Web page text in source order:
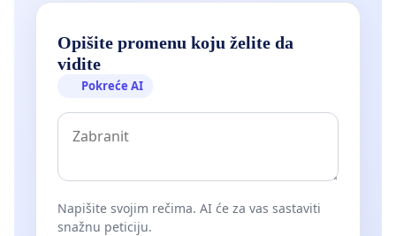
Opišite promenu koju želite da
vidite
Pokreće AI
Napišite svojim rečima. AI će za vas sastaviti
snažnu peticiju.